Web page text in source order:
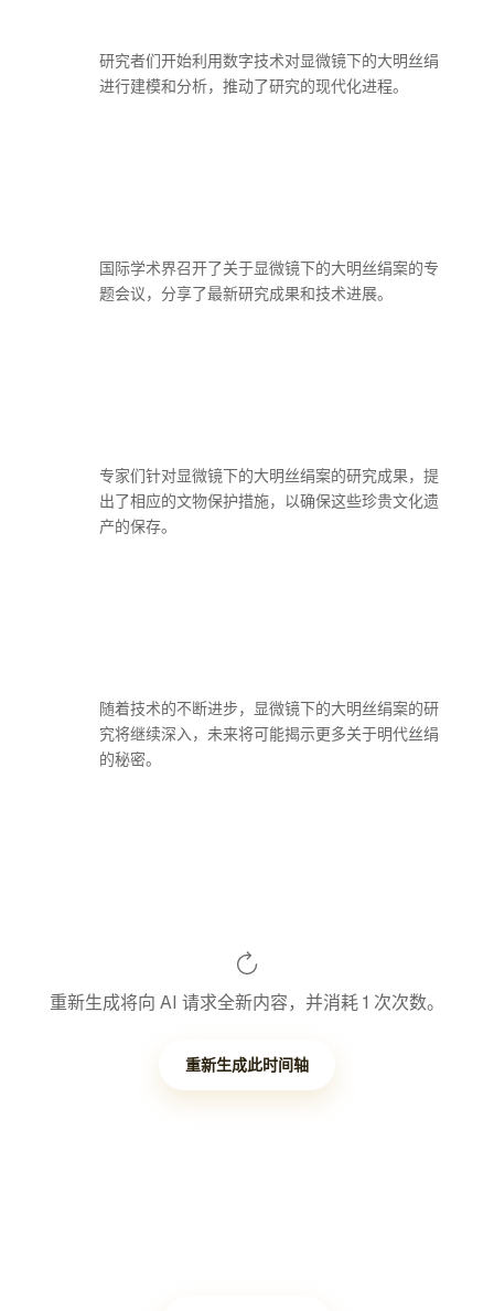
研究者们开始利用数字技术对显微镜下的大明丝绢
进行建模和分析，推动了研究的现代化进程。
国际学术界召开了关于显微镜下的大明丝绢案的专
题会议，分享了最新研究成果和技术进展。
专家们针对显微镜下的大明丝绢案的研究成果，提
出了相应的文物保护措施，以确保这些珍贵文化遗
产的保存。
随着技术的不断进步，显微镜下的大明丝绢案的研
究将继续深入，未来将可能揭示更多关于明代丝绢
的秘密。
重新生成将向 AI 请求全新内容，并消耗 1 次次数。
重新生成此时间轴